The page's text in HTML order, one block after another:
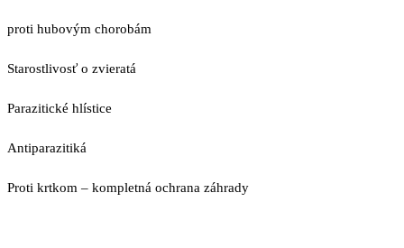
proti hubovým chorobám
Starostlivosť o zvieratá
Parazitické hlístice
Antiparazitiká
Proti krtkom – kompletná ochrana záhrady